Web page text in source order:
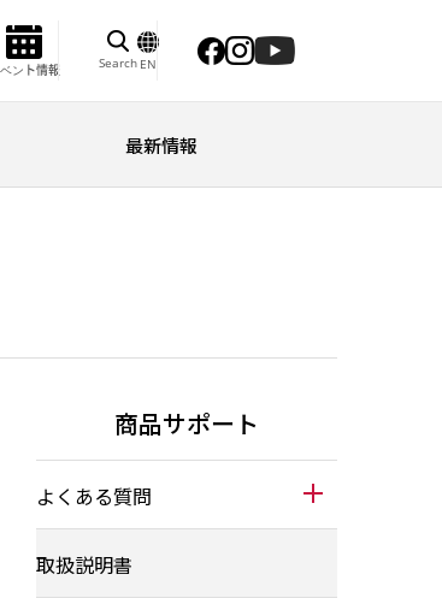
ント情報 Search EN
最新情報
商品サポート
よくある質問
取扱説明書